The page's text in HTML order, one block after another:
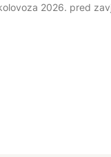
2026. pred